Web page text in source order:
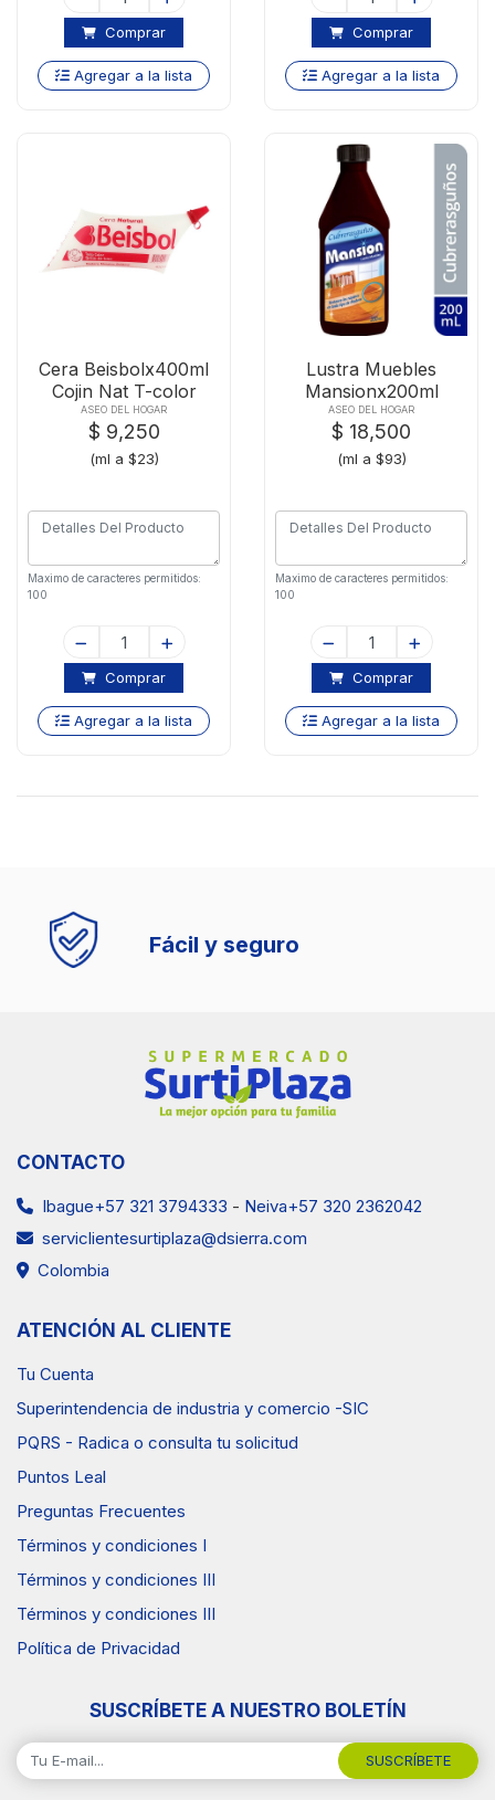
Comprar
Agregar a la lista
Comprar
Agregar a la lista
Cera Beisbolx400ml
Cojin Nat T-color
ASEO DEL HOGAR
$ 9,250
(ml a $23)
Maximo de caracteres permitidos:
100
Comprar
Agregar a la lista
Lustra Muebles
Mansionx200ml
Cubreras
ASEO DEL HOGAR
$ 18,500
(ml a $93)
Maximo de caracteres permitidos:
100
Comprar
Agregar a la lista
Fácil y seguro
CONTACTO
Ibague+57 321 3794333 - Neiva+57 320 2362042
serviclientesurtiplaza@dsierra.com
Colombia
ATENCIÓN AL CLIENTE
Tu Cuenta
Superintendencia de industria y comercio -SIC
PQRS - Radica o consulta tu solicitud
Puntos Leal
Preguntas Frecuentes
Términos y condiciones I
Términos y condiciones III
Términos y condiciones III
Política de Privacidad
SUSCRÍBETE A NUESTRO BOLETÍN
SUSCRÍBETE